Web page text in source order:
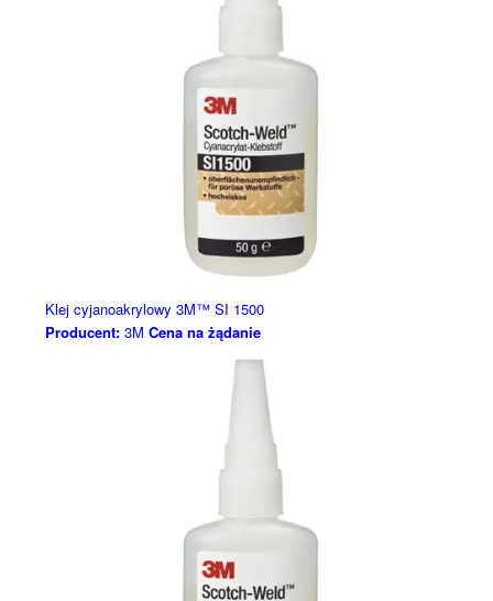
Klej cyjanoakrylowy 3M™ SI 1500
Producent:3M Cena na żądanie